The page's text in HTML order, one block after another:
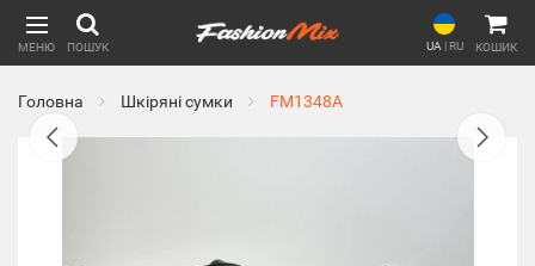
МЕНЮ ПОШУК UA | RU КОШИК
Головна Шкіряні сумки FM1348A